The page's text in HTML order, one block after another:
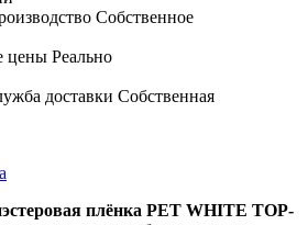
Собственное
Реально
Собственная
плёнка PET WHITE TOP-